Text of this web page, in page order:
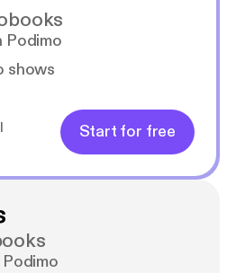
journalist, musikar og
har i ei årrekkje vore tilsett i
Podimo
shows
Start for free